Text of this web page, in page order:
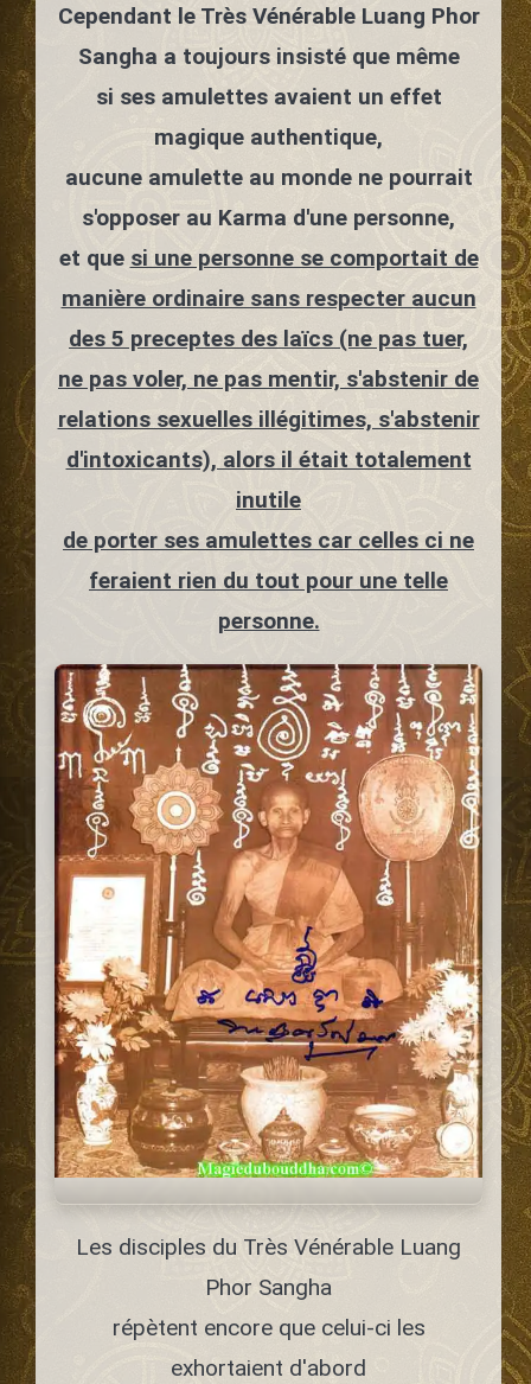
Cependant le Très Vénérable Luang Phor
Sangha a toujours insisté que même
si ses amulettes avaient un effet
magique authentique,
aucune amulette au monde ne pourrait
s'opposer au Karma d'une personne,
et que si une personne se comportait de
manière ordinaire sans respecter aucun
des 5 preceptes des laïcs (ne pas tuer,
ne pas voler, ne pas mentir, s'abstenir de
relations sexuelles illégitimes, s'abstenir
d'intoxicants), alors il était totalement
inutile
de porter ses amulettes car celles ci ne
feraient rien du tout pour une telle
personne.
Les disciples du Très Vénérable Luang
Phor Sangha
répètent encore que celui-ci les
exhortaient d'abord